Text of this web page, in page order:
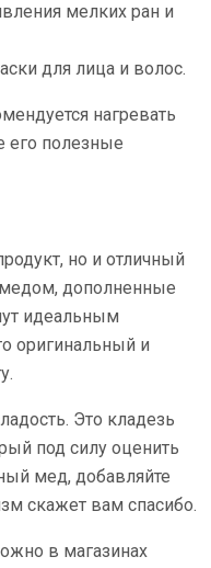
мелких ран и
для лица и волос.
нагревать
его полезные
но и отличный
дополненные
идеальным
оригинальный и
Это кладезь
под силу оценить
мед, добавляйте
скажет вам спасибо.
в магазинах